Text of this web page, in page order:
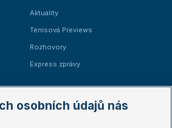
Aktuality
Tenisová Previews
Rozhovory
Express zprávy
osobních údajů nás